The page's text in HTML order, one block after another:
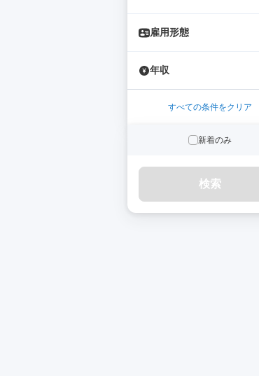
雇用形態
年収
すべての条件をクリア
新着のみ
検索